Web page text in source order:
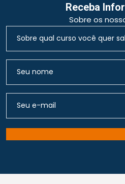
Receba
Sobre os